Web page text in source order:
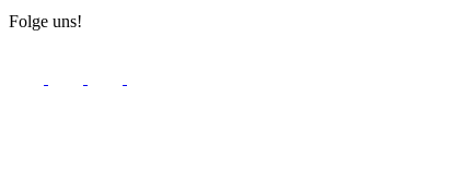
Folge uns!